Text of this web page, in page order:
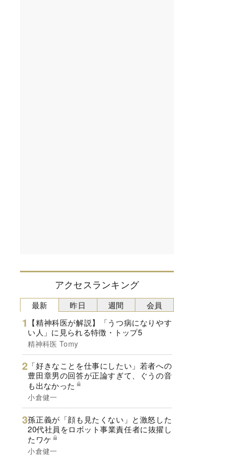
アクセスランキング
最新
【精神科医が解説】「うつ病になりやす
い人」に見られる特徴・トップ5
精神科医 Tomy
「好きなことを仕事にしたい」若者への
豊田章男の回答が正論すぎて、ぐうの音
も出なかった
小倉健一
孫正義が「顔も見たくない」と激怒した
20代社員をロボット事業責任者に抜擢し
たワケ
小倉健一
昨日 週間 会員